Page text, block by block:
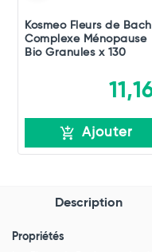
Kosmeo Fleurs de Bach
Complexe Ménopause
Bio Granules x 130
Ajouter
Description
Propriétés